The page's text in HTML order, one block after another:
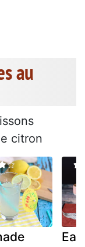
au
citron